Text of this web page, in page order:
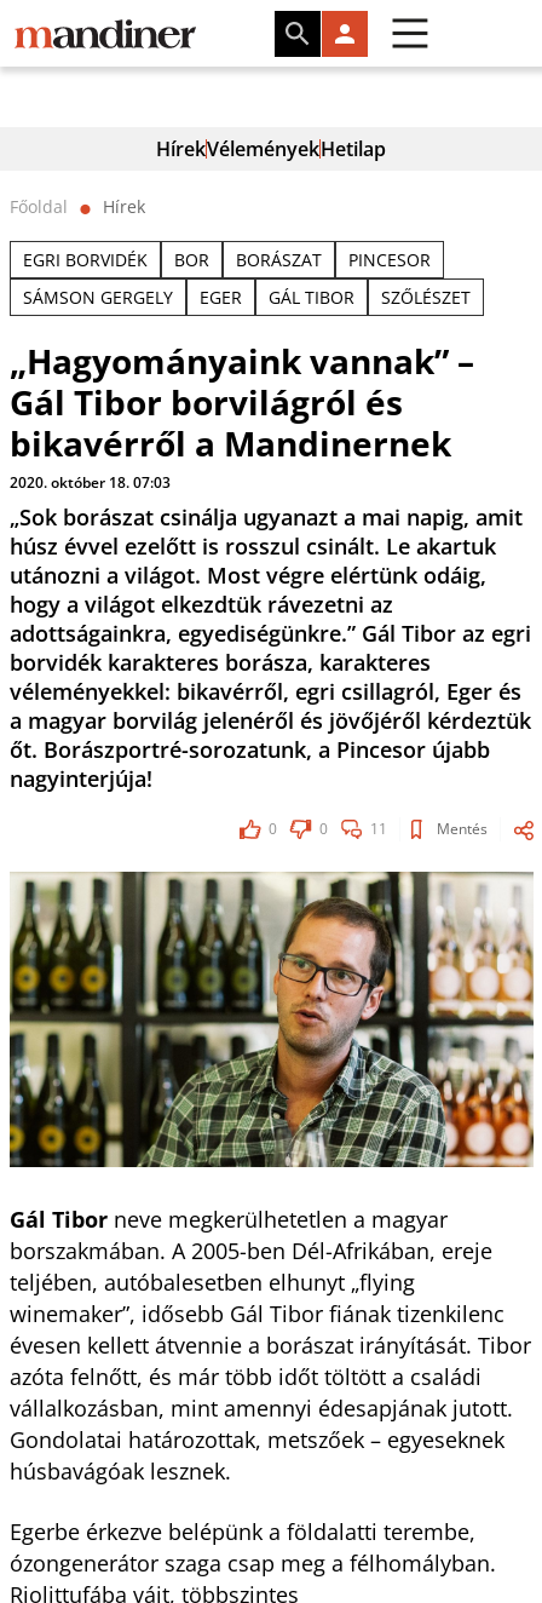
HírekVéleményekHetilap
Főoldal ⬤ Hírek
EGRI BORVIDÉK BOR BORÁSZAT
PINCESOR
SÁMSON GERGELY
EGER GÁL TIBOR SZŐLÉSZET
„Hagyományaink vannak” –
Gál Tibor borvilágról és
bikavérről a Mandinernek
2020. október 18. 07:03
„Sok borászat csinálja ugyanazt a mai napig, amit
húsz évvel ezelőtt is rosszul csinált. Le akartuk
utánozni a világot. Most végre elértünk odáig,
hogy a világot elkezdtük rávezetni az
adottságainkra, egyediségünkre.” Gál Tibor az egri
borvidék karakteres borásza, karakteres
véleményekkel: bikavérről, egri csillagról, Eger és
a magyar borvilág jelenéről és jövőjéről kérdeztük
őt. Borászportré-sorozatunk, a Pincesor újabb
nagyinterjúja!
0 0 11 Mentés
Gál Tibor neve megkerülhetetlen a magyar
borszakmában. A 2005-ben Dél-Afrikában, ereje
teljében, autóbalesetben elhunyt „flying
winemaker”, idősebb Gál Tibor fiának tizenkilenc
évesen kellett átvennie a borászat irányítását. Tibor
azóta felnőtt, és már több időt töltött a családi
vállalkozásban, mint amennyi édesapjának jutott.
Gondolatai határozottak, metszőek – egyeseknek
húsbavágóak lesznek.
Egerbe érkezve belépünk a földalatti terembe,
ózongenerátor szaga csap meg a félhomályban.
Riolittufába vájt, többszintes